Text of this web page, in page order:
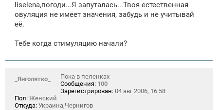
б
щ
е
н
е
liselena,погоди...Я запуталась...Твоя естественная
овуляция не имеет значения, забудь и не учитывай
её.
Тебе когда стимуляцию начали?
_Янголятко_
Пока в пеленках
Сообщения: 100
Зарегистрирован: 04 авг 2006, 16:58
Пол: Женский
Откуда: Украина,Чернигов